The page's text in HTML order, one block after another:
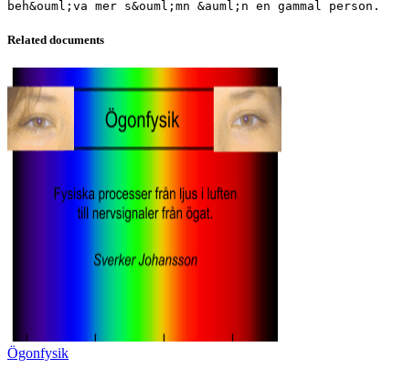
Related documents
Ögonfysik